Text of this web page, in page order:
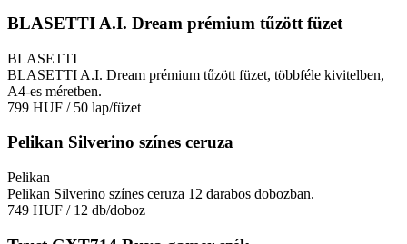
BLASETTI A.I. Dream prémium tűzött füzet
BLASETTI
BLASETTI A.I. Dream prémium tűzött füzet, többféle kivitelben,
A4-es méretben.
799 HUF / 50 lap/füzet
Pelikan Silverino színes ceruza
Pelikan
Pelikan Silverino színes ceruza 12 darabos dobozban.
749 HUF / 12 db/doboz